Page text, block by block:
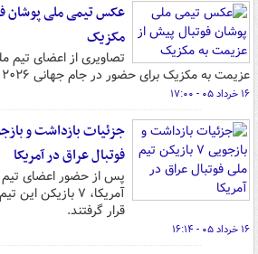
عکس تیمی ملی پوشان
مکزیک
تصاویری از اعضای تیم
عزیمت به مکزیک برای حضور در جام جهانی ۲۰۲۶ را مشاهده می‌کنید.
۱۶ خرداد ۰۵ - ۱۷:۰۰
فوتبال عراق در آمریکا
پس از حضور اعضای تیم
آمریکا، ۷
قرار گرفتند.
۱۶ خرداد ۰۵ - ۱۶:۱۴